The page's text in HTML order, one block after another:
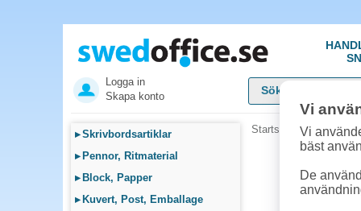
Logga in
Skapa konto
▸Skrivbordsartiklar
▸ Pennor, Ritmaterial
▸ Block, Papper
▸ Kuvert, Post, Emballage
Startsida »
Vi
Vi
bäst
De